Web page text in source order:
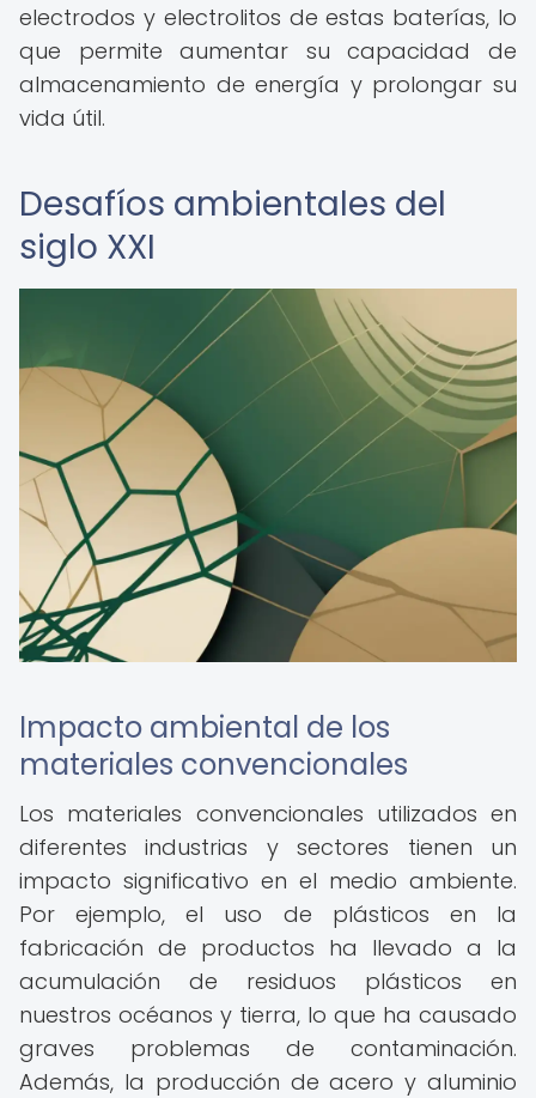
electrodos y electrolitos de estas baterías, lo
que permite aumentar su capacidad de
almacenamiento de energía y prolongar su
vida útil.
Desafíos ambientales del
siglo XXI
Impacto ambiental de los
materiales convencionales
Los materiales convencionales utilizados en
diferentes industrias y sectores tienen un
impacto significativo en el medio ambiente.
Por ejemplo, el uso de plásticos en la
fabricación de productos ha llevado a la
acumulación de residuos plásticos en
nuestros océanos y tierra, lo que ha causado
graves problemas de contaminación.
Además, la producción de acero y aluminio